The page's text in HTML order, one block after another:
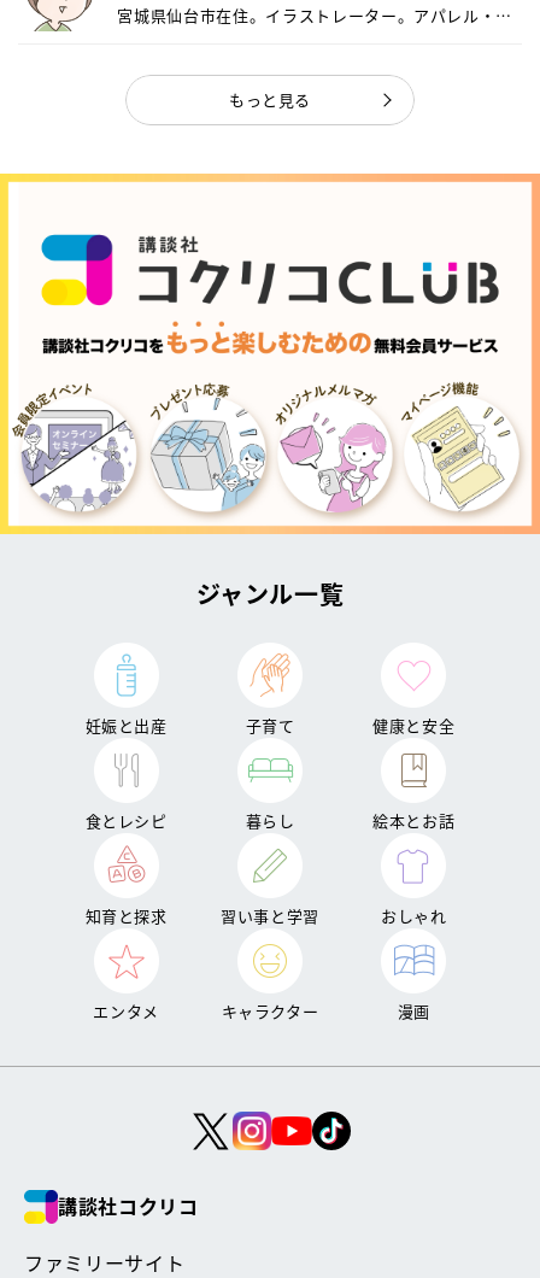
宮城県仙台市在住。イラストレーター。アパレル・キ
もっと見る
ジャンル一覧
妊娠と出産 子育て 健康と安全
食とレシピ 暮らし 絵本とお話
知育と探求 習い事と学習 おしゃれ
エンタメ キャラクター 漫画
講談社コクリコ
ファミリーサイト